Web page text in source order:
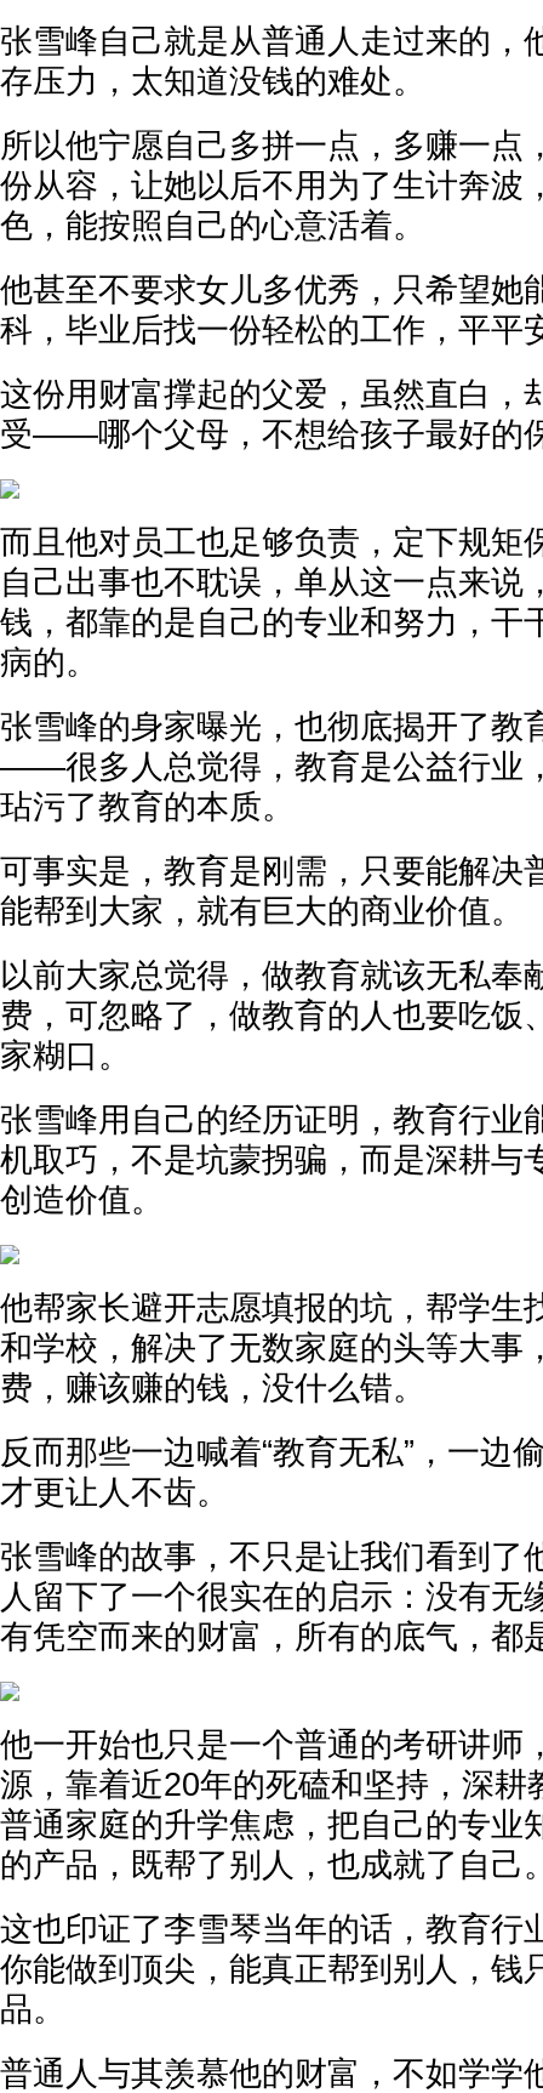
张雪峰自己就是从普通人走过来的，
存压力，太知道没钱的难处。
所以他宁愿自己多拼一点，多赚一点
份从容，让她以后不用为了生计奔波
色，能按照自己的心意活着。
他甚至不要求女儿多优秀，只希望她
科，毕业后找一份轻松的工作，平平
这份用财富撑起的父爱，虽然直白，
受——哪个父母，不想给孩子最好的
而且他对员工也足够负责，定下规矩
自己出事也不耽误，单从这一点来说
钱，都靠的是自己的专业和努力，干
病的。
张雪峰的身家曝光，也彻底揭开了教
——很多人总觉得，教育是公益行业
玷污了教育的本质。
可事实是，教育是刚需，只要能解决
能帮到大家，就有巨大的商业价值。
以前大家总觉得，做教育就该无私奉
费，可忽略了，做教育的人也要吃饭
家糊口。
张雪峰用自己的经历证明，教育行业
机取巧，不是坑蒙拐骗，而是深耕与
创造价值。
他帮家长避开志愿填报的坑，帮学生
和学校，解决了无数家庭的头等大事
费，赚该赚的钱，没什么错。
反而那些一边喊着“教育无私”，一边
才更让人不齿。
张雪峰的故事，不只是让我们看到了
人留下了一个很实在的启示：没有无
有凭空而来的财富，所有的底气，都
他一开始也只是一个普通的考研讲师
源，靠着近20年的死磕和坚持，深耕
普通家庭的升学焦虑，把自己的专业
的产品，既帮了别人，也成就了自己
这也印证了李雪琴当年的话，教育行
你能做到顶尖，能真正帮到别人，钱
品。
普通人与其羡慕他的财富，不如学学